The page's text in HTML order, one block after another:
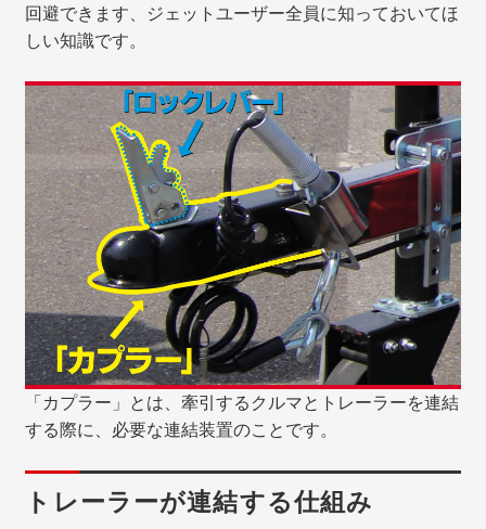
回避できます、ジェットユーザー全員に知っておいてほ
しい知識です。
「カプラー」とは、牽引するクルマとトレーラーを連結
する際に、必要な連結装置のことです。
トレーラーが連結する仕組み